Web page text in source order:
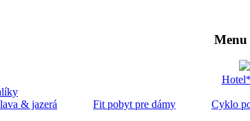
Menu
& jazerá
Fit pobyt pre dámy Cyklo